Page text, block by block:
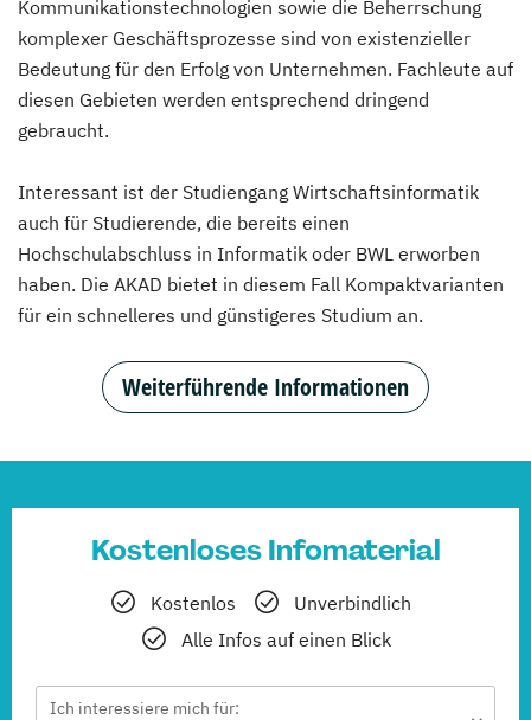
Kommunikationstechnologien sowie die Beherrschung
komplexer Geschäftsprozesse sind von existenzieller
Bedeutung für den Erfolg von Unternehmen. Fachleute auf
diesen Gebieten werden entsprechend dringend
gebraucht.
Interessant ist der Studiengang Wirtschaftsinformatik
auch für Studierende, die bereits einen
Hochschulabschluss in Informatik oder BWL erworben
haben. Die AKAD bietet in diesem Fall Kompaktvarianten
für ein schnelleres und günstigeres Studium an.
Weiterführende Informationen
Kostenloses Infomaterial
Kostenlos
Unverbindlich
Alle Infos auf einen Blick
Ich interessiere mich für: